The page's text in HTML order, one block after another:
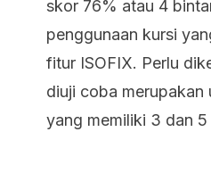
skor 76% atau 4
penggunaan kursi
fitur ISOFIX. Perlu
diuji coba merupakan
yang memiliki 3 dan 5